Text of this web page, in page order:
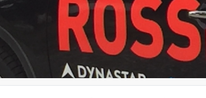
コ
テ
ン
ス
キ